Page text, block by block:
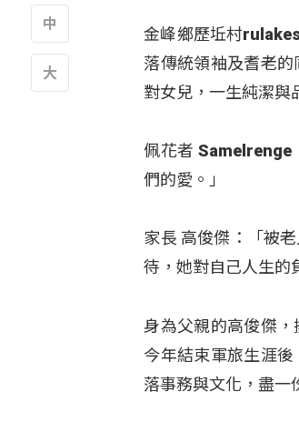
金峰鄉歷坵村
落傳統領袖及耆老
對女兒，一生純潔與
佩花者 Samelrenge
們的愛。」
家長 高俊傑：「被
待，她對自己人生的
身為父親的高俊傑
今年結束軍旅生涯
落事務與文化，盡一